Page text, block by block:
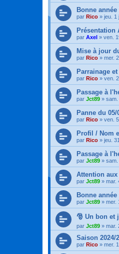
Bonne année
par Rico » jeu. 1
Présentation
par Axel » ven.
Mise à jour
par Rico » mer.
Parrainage
par Rico » ven.
Passage à
par Jct89 » sam.
Panne du 05/
par Rico » ven.
Profil / Nom
par Rico » jeu.
Passage à
par Jct89 » sam.
Attention aux
par Jct89 » mar.
Bonne année
par Jct89 » mer.
🎅 Un bon et
par Jct89 » mar.
Saison 2024/
par Rico » mer.